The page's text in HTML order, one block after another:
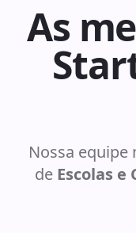
As
Nossa equipe
de Escolas e